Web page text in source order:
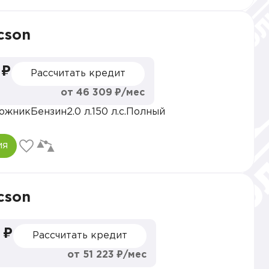
Рассчитать кредит
от 46 309 ₽/мес
Бензин2.0 л. 150 л.с. Полный
₽ Рассчитать кредит
от 51 223 ₽/мес